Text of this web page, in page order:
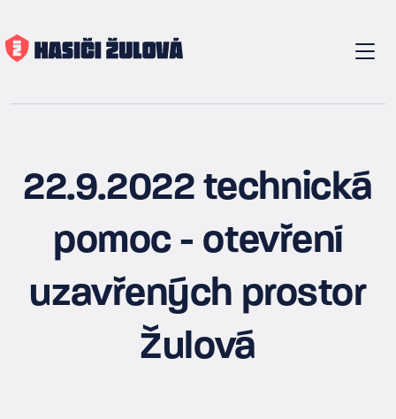
22.9.2022 technická
pomoc - otevření
uzavřených prostor
Žulová